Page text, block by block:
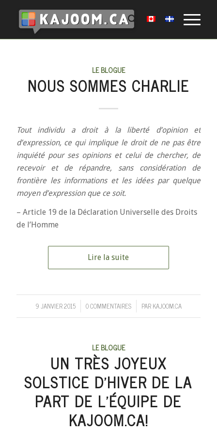
LE BLOGUE
NOUS SOMMES CHARLIE
Tout individu a droit à la liberté d’opinion et
d’expression, ce qui implique le droit de ne pas être
inquiété pour ses opinions et celui de chercher, de
recevoir et de répandre, sans considération de
frontière les informations et les idées par quelque
moyen d’expression que ce soit.
– Article 19 de la Déclaration Universelle des Droits
de l’Homme
Lire la suite
9 JANVIER 2015
/ 0 COMMENTAIRES
/ PARKAJOOM.CA
LE BLOGUE
UN TRÈS JOYEUX
SOLSTICE D’HIVER DE LA
PART DE L’ÉQUIPE DE
KAJOOM.CA!